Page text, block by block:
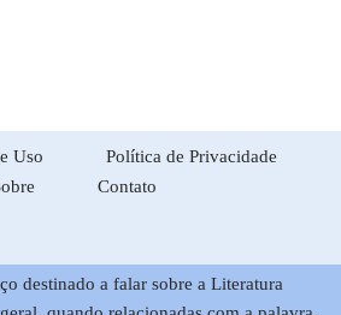
Uso
Política de Privacidade
Contato
destinado a falar sobre a Literatura